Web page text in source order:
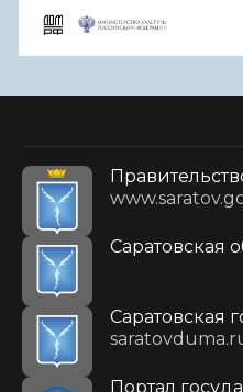
Саратовская
Саратовская
Портал